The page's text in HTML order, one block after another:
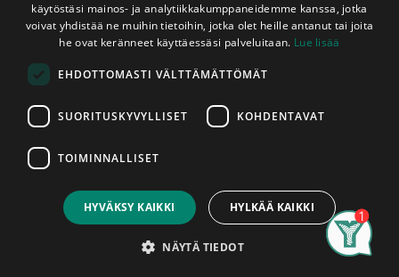
11,95€
Account
Shop Jalkalista Kährs 16x40x2400 mm Oulanka
Jalkalista Kährs 16x40x2400 mm
Oulanka
Oulaka vinyylin kuosilla päällystetty puupohjainen jalkalista.
Tämä lista on tarkoitettu sisäkäyttöön.
(m2) ja tarvittavien jalkalistojen metrimäärä, vähennettynä
oviaukkojen määrällä, vastaavat toisiaan.
Listan pituus on 2,4m.Listat myydään kappaleittain.
käytöstäsi mainos- ja analytiikkakumppaneidemme kanssa, jotka
voivat yhdistää ne muihin tietoihin, jotka olet heille antanut tai joita
he ovat keränneet käyttäessäsi palveluitaan. Lue lisää
EHDOTTOMASTI VÄLTTÄMÄTTÖMÄT
SUORITUSKYVYLLISET KOHDENTAVAT
TOIMINNALLISET
HYVÄKSY KAIKKI HYLKÄÄ KAIKKI
NÄYTÄ TIEDOT